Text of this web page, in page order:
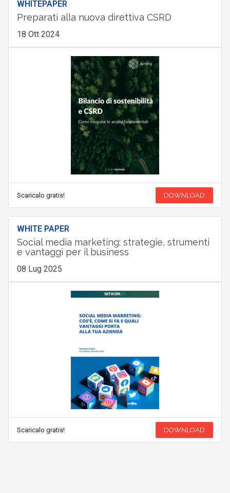
WHITEPAPER
Preparati alla nuova direttiva CSRD
18 Ott 2024
Scaricalo gratis! DOWNLOAD
WHITE PAPER
Social media marketing: strategie, strumenti
e vantaggi per il business
08 Lug 2025
Scaricalo gratis! DOWNLOAD